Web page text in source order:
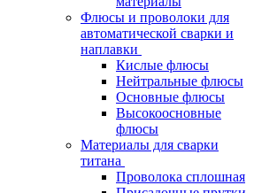
Флюсы и проволоки для
автоматической сварки и
наплавки
Кислые флюсы
Нейтральные флюсы
Основные флюсы
Высокоосновные
флюсы
Материалы для сварки
титана
Проволока сплошная